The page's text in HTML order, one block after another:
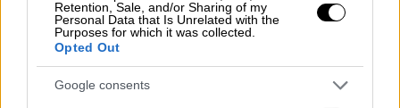
Retention, Sale, and/or Sharing of my
Personal Data that Is Unrelated with the
Purposes for which it was collected.
Opted Out
Google consents
Ο γενικός γραμματέας του ΝΑΤΟ θα
βρίσκεται στην Άγκυρα το Σάββατο